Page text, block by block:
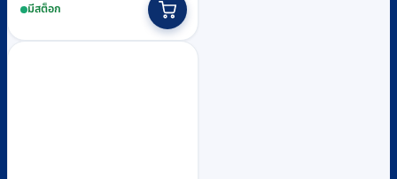
was:
฿5,580.
is:
฿5,100.
มีสต็อก